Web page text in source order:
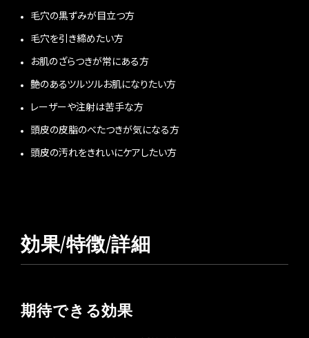
毛穴の黒ずみが目立つ方
毛穴を引き締めたい方
お肌のざらつきが常にある方
艶のあるツルツルお肌になりたい方
レーザーや注射は苦手な方
頭皮の皮脂のべたつきが気になる方
頭皮の汚れをきれいにケアしたい方
効果/特徴/詳細
期待できる効果